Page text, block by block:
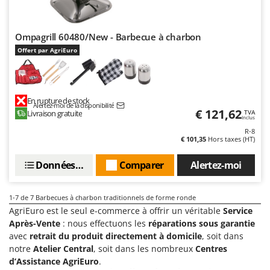
Pulvérisateurs
Pulvérisateurs portés
R
Rafraîchisseurs d'air par évaporation
Rampes de chargement en aluminium
Râteaux pour tracteur
Robots Tondeuses
Rouleaux pour tracteur
S
Scies à os
Scies à Ruban
GRIFO
GYS
H
Hailo
Helvi
Henx
Il-Tec
Imperia
Infaco
Intec
Ompagrill 60480/New - Barbecue à charbon
Offert par AgriEuro
En rupture de stock
Alertez-moi de la disponibilité
Livraison gratuite € 121,62 TVA
Inclus
R-8
€ 101,35 Hors taxes (HT)
Alertez-moi
Comparer
Données techniques
1-7 de 7 Barbecues à charbon traditionnels de forme ronde
AgriEuro est le seul e-commerce à offrir un véritable Service
Après-Vente : nous effectuons les réparations sous garantie
avec retrait du produit directement à domicile, soit dans
notre Atelier Central, soit dans les nombreux Centres
d’Assistance AgriEuro.